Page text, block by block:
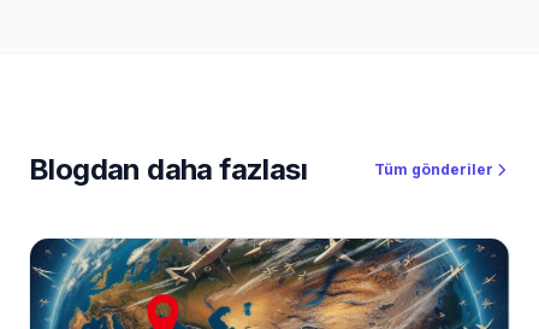
Blogdan daha fazlası Tüm gönderiler